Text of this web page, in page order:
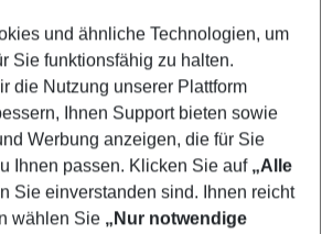
Keine Kinder
Filter anzeigen
und ähnliche Technologien, um
Sie funktionsfähig zu halten.
die Nutzung unserer Plattform
Ihnen Support bieten sowie
Werbung anzeigen, die für Sie
Ihnen passen. Klicken Sie auf „Alle
Sie einverstanden sind. Ihnen reicht
wählen Sie „Nur notwendige